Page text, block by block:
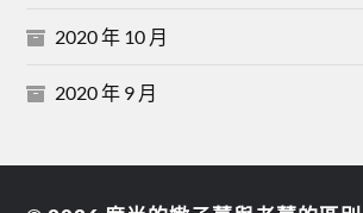
2020 年 10 月
2020 年 9 月